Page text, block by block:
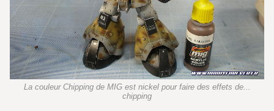
La couleur Chipping de MIG est nickel pour faire des effets de...
chipping